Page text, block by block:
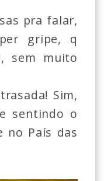
pra falar,
gripe, q
sem muito
Sim,
sentindo o
no País das